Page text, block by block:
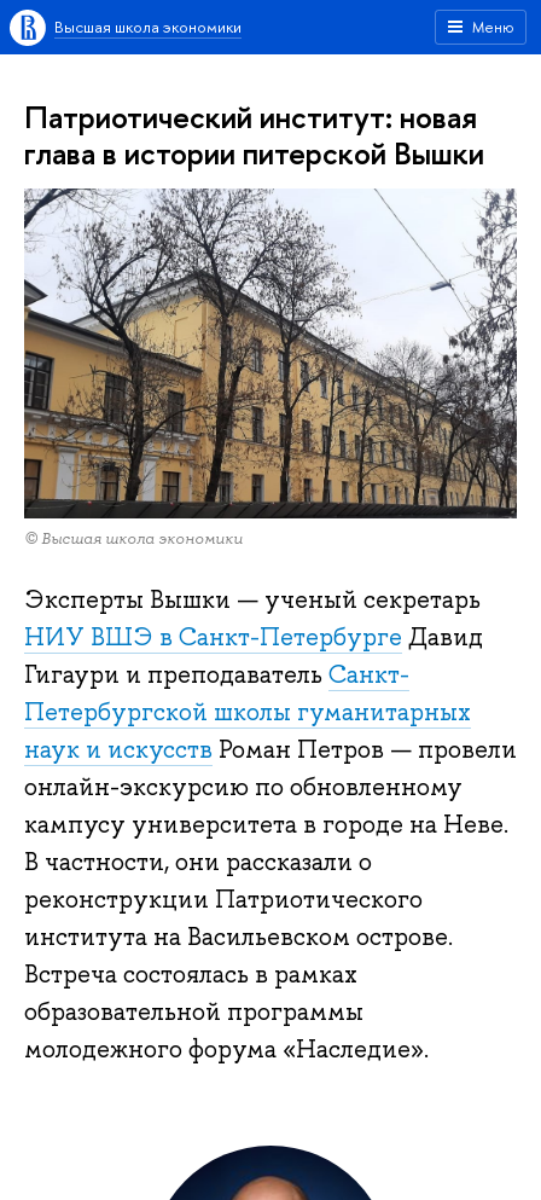
Меню
Высшая школа экономики
Патриотический институт: новая
глава в истории питерской Вышки
© Высшая школа экономики
Эксперты Вышки — ученый секретарь
НИУ ВШЭ в Санкт-Петербурге Давид
Гигаури и преподаватель Санкт-
Петербургской школы гуманитарных
наук и искусств Роман Петров — провели
онлайн-экскурсию по обновленному
кампусу университета в городе на Неве.
В частности, они рассказали о
реконструкции Патриотического
института на Васильевском острове.
Встреча состоялась в рамках
образовательной программы
молодежного форума «Наследие».